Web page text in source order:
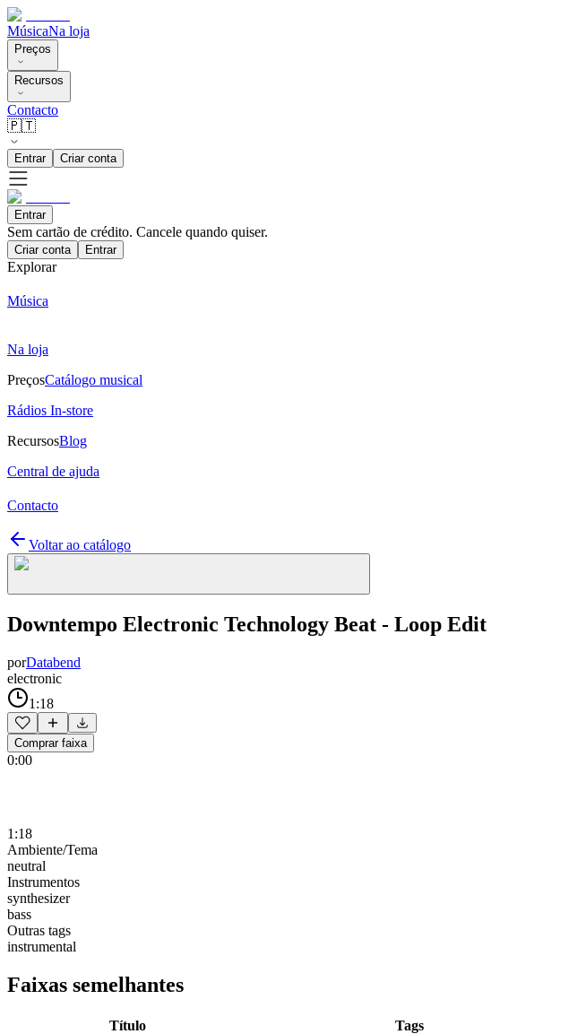
MúsicaNa loja
Preços
Recursos
Contacto
🇵🇹
Entrar Criar conta
Entrar
Sem cartão de crédito. Cancele quando quiser.
Criar conta Entrar
Explorar
Música
Na loja
PreçosCatálogo musical
Rádios In-store
RecursosBlog
Central de ajuda
Contacto
Voltar ao catálogo
Downtempo Electronic Technology Beat - Loop Edit
porDatabend
electronic
1:18
Comprar faixa
0:00
1:18
Ambiente/Tema
neutral
Instrumentos
synthesizer
bass
Outras tags
instrumental
Faixas semelhantes
Título Tags